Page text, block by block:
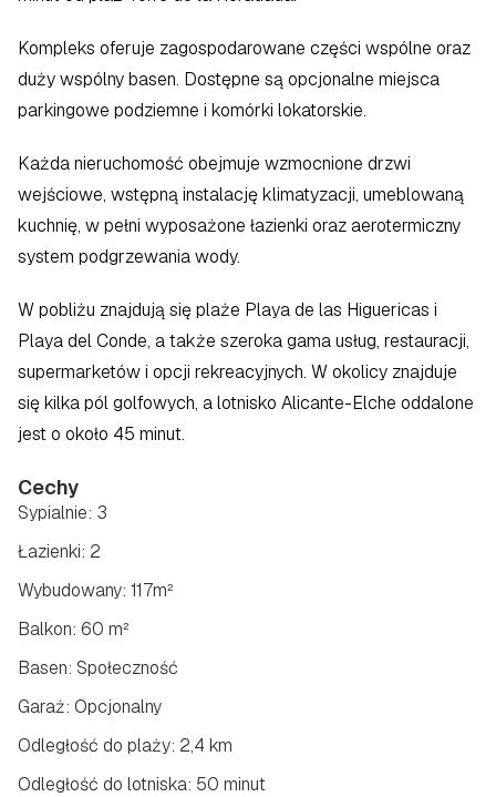
Kompleks oferuje zagospodarowane części wspólne oraz
duży wspólny basen. Dostępne są opcjonalne miejsca
parkingowe podziemne i komórki lokatorskie.
Każda nieruchomość obejmuje wzmocnione drzwi
wejściowe, wstępną instalację klimatyzacji, umeblowaną
kuchnię, w pełni wyposażone łazienki oraz aerotermiczny
system podgrzewania wody.
W pobliżu znajdują się plaże Playa de las Higuericas i
Playa del Conde, a także szeroka gama usług, restauracji,
supermarketów i opcji rekreacyjnych. W okolicy znajduje
się kilka pól golfowych, a lotnisko Alicante-Elche oddalone
jest o około 45 minut.
Cechy
Łazienki: 2
Wybudowany: 117m²
Sypialnie: 3
Balkon: 60 m²
Basen: Społeczność
Garaż: Opcjonalny
Odległość do plaży: 2,4 km
Odległość do lotniska: 50 minut